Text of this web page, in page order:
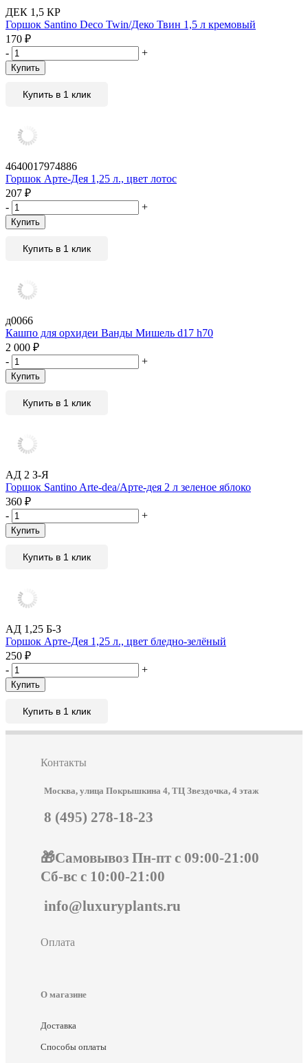
ДЕК 1,5 КР
Горшок Santino Deco Twin/Деко Твин 1,5 л кремовый
170 ₽
-
+
Купить
Купить в 1 клик
4640017974886
Горшок Арте-Дея 1,25 л., цвет лотос
207 ₽
-
+
Купить
Купить в 1 клик
д0066
Кашпо для орхидеи Ванды Мишель d17 h70
2 000 ₽
-
+
Купить
Купить в 1 клик
АД 2 З-Я
Горшок Santino Arte-dea/Арте-дея 2 л зеленое яблоко
360 ₽
-
+
Купить
Купить в 1 клик
АД 1,25 Б-З
Горшок Арте-Дея 1,25 л., цвет бледно-зелёный
250 ₽
-
+
Купить
Купить в 1 клик
Контакты
Москва, улица Покрышкина 4, ТЦ Звездочка, 4 этаж
8 (495) 278-18-23
🎁Самовывоз Пн-пт с 09:00-21:00
Сб-вс с 10:00-21:00
info@luxuryplants.ru
Оплата
О магазине
Доставка
Способы оплаты